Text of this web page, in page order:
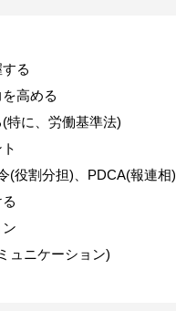
る
高める
(特に、労働基準法)
(役割分担) PDCA(報連相)
ュニケーション)